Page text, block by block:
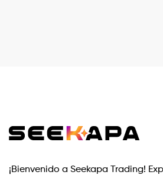
¡Bienvenido a Seekapa Trading!